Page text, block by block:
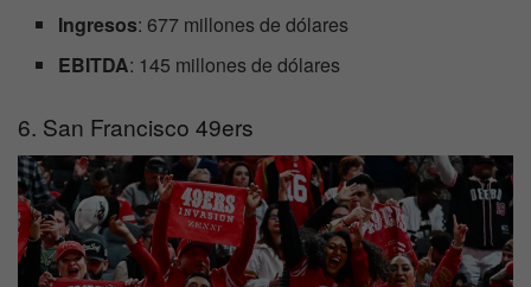
Ingresos: 677 millones de dólares
EBITDA: 145 millones de dólares
6. San Francisco 49ers